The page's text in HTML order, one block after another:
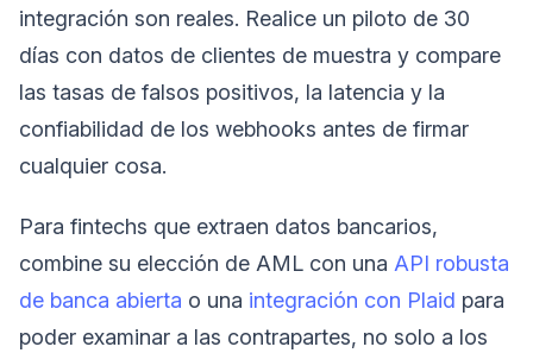
integración son reales. Realice un piloto de 30
días con datos de clientes de muestra y compare
las tasas de falsos positivos, la latencia y la
confiabilidad de los webhooks antes de firmar
cualquier cosa.
Para fintechs que extraen datos bancarios,
combine su elección de AML con una API robusta
de banca abierta o una integración con Plaid para
poder examinar a las contrapartes, no solo a los